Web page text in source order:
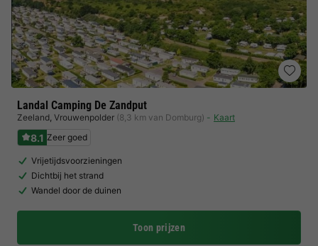
Landal Camping De Zandput
Zeeland, Vrouwenpolder (8,3 km van Domburg) Kaart
8.1 Zeer goed
Vrijetijdsvoorzieningen
Dichtbij het strand
Wandel door de duinen
Toon prijzen